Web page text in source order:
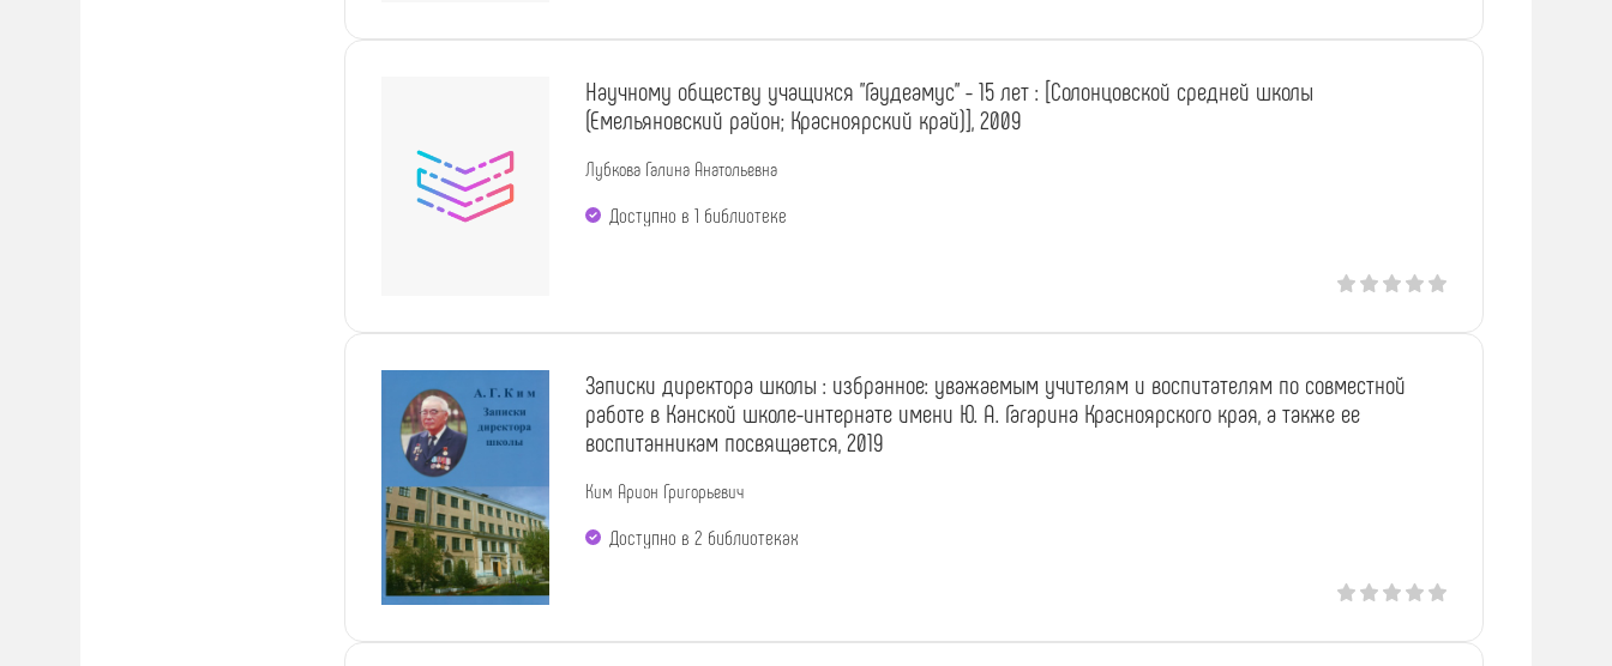
Научному обществу учащихся "Гаудеамус" - 15 лет : [Солонцовской средней школы
(Емельяновский район; Красноярский край)], 2009
Лубкова Галина Анатольевна
Доступно в 1 библиотекe
Записки директора школы : избранное: уважаемым учителям и воспитателям по совместной
работе в Канской школе-интернате имени Ю. А. Гагарина Красноярского края, а также ее
воспитанникам посвящается, 2019
Ким Арион Григорьевич
Доступно в 2 библиотеках